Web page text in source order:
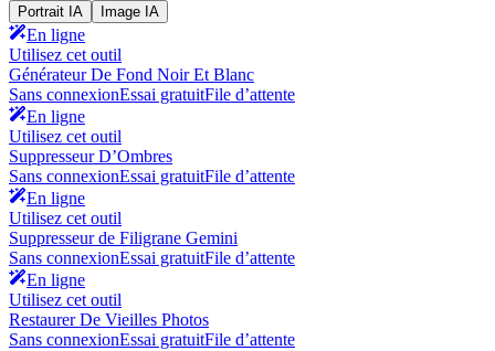
Portrait IA Image IA
En ligne
Utilisez cet outil
Générateur De Fond Noir Et Blanc
Sans connexionEssai gratuitFile d’attente
En ligne
Utilisez cet outil
Suppresseur D’Ombres
Sans connexionEssai gratuitFile d’attente
En ligne
Utilisez cet outil
Suppresseur de Filigrane Gemini
Sans connexionEssai gratuitFile d’attente
En ligne
Utilisez cet outil
Restaurer De Vieilles Photos
Sans connexionEssai gratuitFile d’attente